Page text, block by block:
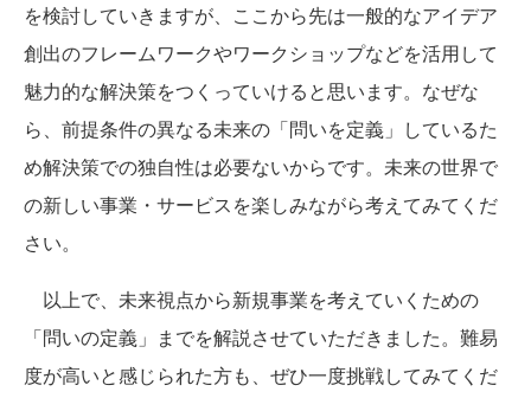
を検討していきますが、ここから先は一般的なアイデア
創出のフレームワークやワークショップなどを活用して
魅力的な解決策をつくっていけると思います。なぜな
ら、前提条件の異なる未来の「問いを定義」しているた
め解決策での独自性は必要ないからです。未来の世界で
の新しい事業・サービスを楽しみながら考えてみてくだ
さい。
以上で、未来視点から新規事業を考えていくための
「問いの定義」までを解説させていただきました。難易
度が高いと感じられた方も、ぜひ一度挑戦してみてくだ